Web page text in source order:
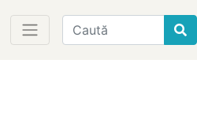
Find